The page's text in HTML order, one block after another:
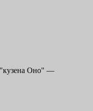
"кузена Оно" —